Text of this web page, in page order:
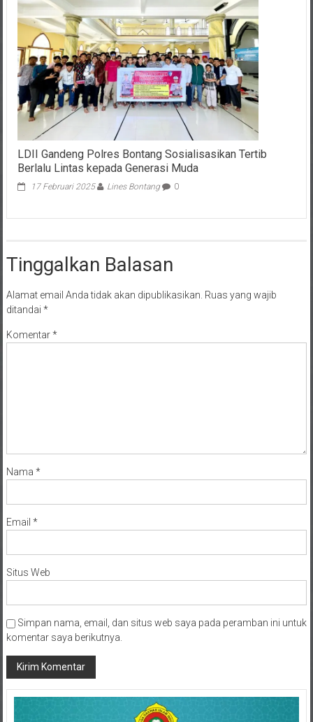
LDII Gandeng Polres Bontang Sosialisasikan Tertib
Berlalu Lintas kepada Generasi Muda
17 Februari 2025 Lines Bontang 0
Tinggalkan Balasan
Alamat email Anda tidak akan dipublikasikan. Ruas yang wajib
ditandai *
Komentar*
Nama *
Email *
Situs Web
Simpan nama, email, dan situs web saya pada peramban ini untuk
komentar saya berikutnya.